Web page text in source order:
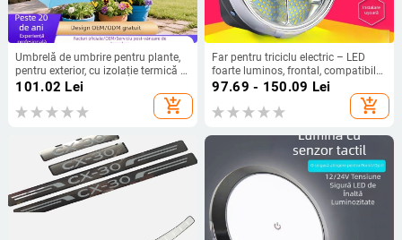
Umbrelă de umbrire pentru plante,
pentru exterior, cu izolație termică și
țăruș de pământ
101.02 Lei
add_shopping_cart
Far pentru triciclu electric – LED
foarte luminos, frontal, compatibil
cu 12V/48V/60V
97.69 - 150.09 Lei
add_shopping_cart